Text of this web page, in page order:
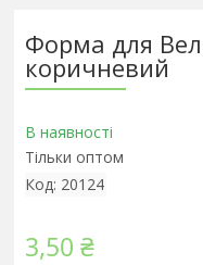
Форма для
коричневий
В наявності
Тільки оптом
Код: 20124
3,50 ₴